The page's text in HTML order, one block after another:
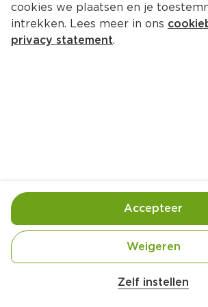
Ingrediënten
cookies we plaatsen en je
intrekken. Lees meer in ons
privacy statement.
Zelf instellen
Weigeren
Accepteer